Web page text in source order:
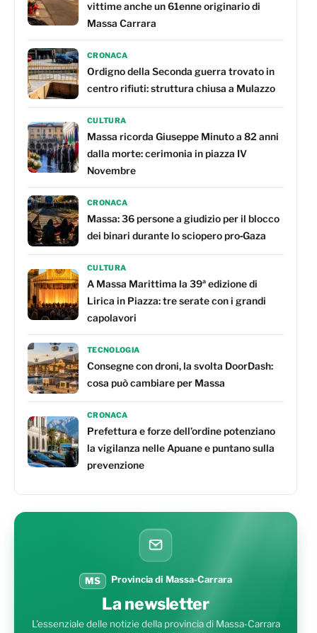
vittime anche un 61enne originario di
Massa Carrara
CRONACA
Ordigno della Seconda guerra trovato in
centro rifiuti: struttura chiusa a Mulazzo
CULTURA
Massa ricorda Giuseppe Minuto a 82 anni
dalla morte: cerimonia in piazza IV
Novembre
CRONACA
Massa: 36 persone a giudizio per il blocco
dei binari durante lo sciopero pro‑Gaza
CULTURA
A Massa Marittima la 39ª edizione di
Lirica in Piazza: tre serate con i grandi
capolavori
TECNOLOGIA
Consegne con droni, la svolta DoorDash:
cosa può cambiare per Massa
CRONACA
Prefettura e forze dell’ordine potenziano
la vigilanza nelle Apuane e puntano sulla
prevenzione
MS Provincia di Massa-Carrara
La newsletter
L'essenziale delle notizie della provincia di Massa-Carrara